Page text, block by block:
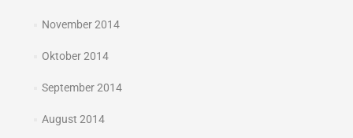
November 2014
Oktober 2014
September 2014
August 2014